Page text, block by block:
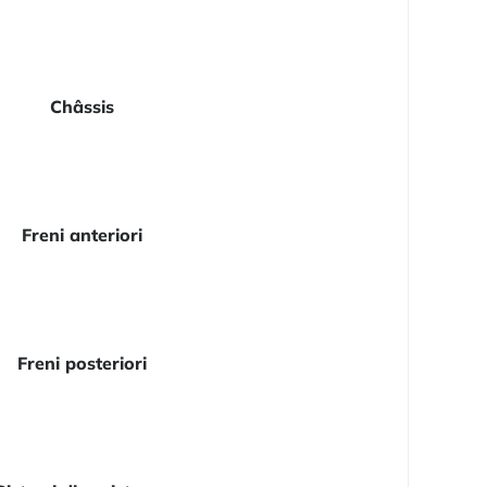
Châssis
Freni anteriori
Freni posteriori